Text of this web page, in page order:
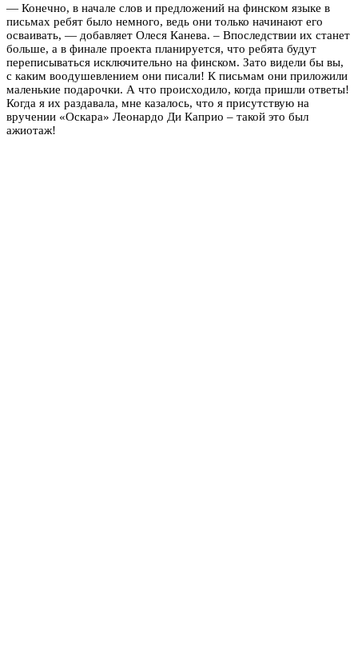
— Конечно, в начале слов и предложений на финском языке в
письмах ребят было немного, ведь они только начинают его
осваивать, — добавляет Олеся Канева. – Впоследствии их станет
больше, а в финале проекта планируется, что ребята будут
переписываться исключительно на финском. Зато видели бы вы,
с каким воодушевлением они писали! К письмам они приложили
маленькие подарочки. А что происходило, когда пришли ответы!
Когда я их раздавала, мне казалось, что я присутствую на
вручении «Оскара» Леонардо Ди Каприо – такой это был
ажиотаж!